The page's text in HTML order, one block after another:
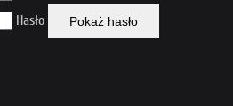
Hasło
Pokaż hasło